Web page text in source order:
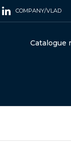
COMPANY/VLAD
Catalogue